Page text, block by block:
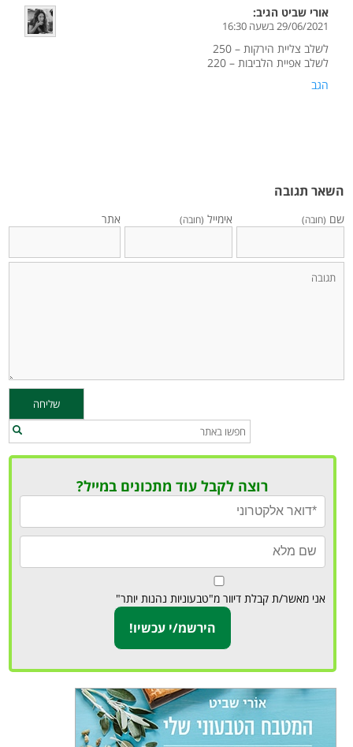
אורי שביט הגיב:
29/06/2021 בשעה 16:30
לשלב צליית הירקות – 250
לשלב אפיית הלביבות – 220
הגב
השאר תגובה
שם (חובה) אימייל (חובה) אתר
רוצה לקבל עוד מתכונים במייל?
אני מאשר/ת קבלת דיוור מ"טבעוניות נהנות יותר"